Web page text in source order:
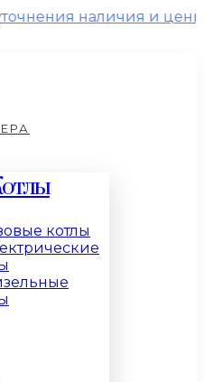
наличия и цены!
котлы